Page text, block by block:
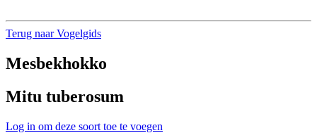
Terug naar Vogelgids
Mesbekhokko
Mitu tuberosum
Log in om deze soort toe te voegen